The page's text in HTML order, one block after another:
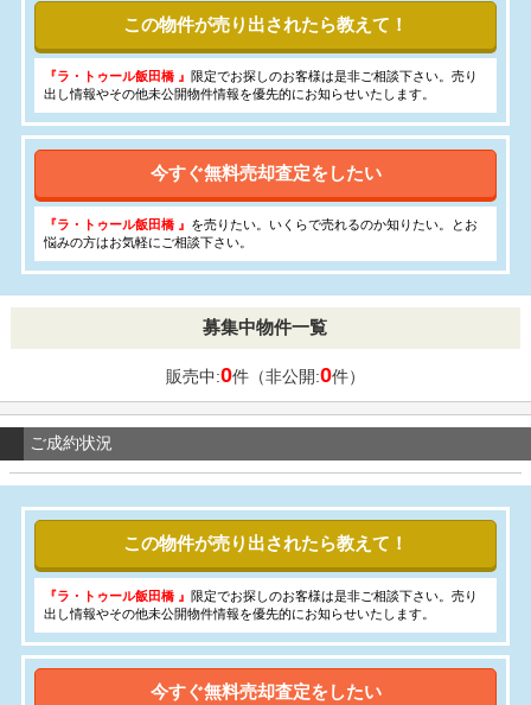
この物件が売り出されたら教えて！
『ラ・トゥール飯田橋 』
限定でお探しのお客様は是非ご相談下さい。売り
出し情報やその他未公開物件情報を優先的にお知らせいたします。
今すぐ無料売却査定をしたい
『ラ・トゥール飯田橋 』 を売りたい。いくらで売れるのか知りたい。とお
悩みの方はお気軽にご相談下さい。
募集中物件一覧
販売中:0件（非公開:0件）
ご成約状況
この物件が売り出されたら教えて！
『ラ・トゥール飯田橋 』 限定でお探しのお客様は是非ご相談下さい。売り
出し情報やその他未公開物件情報を優先的にお知らせいたします。
今すぐ無料売却査定をしたい